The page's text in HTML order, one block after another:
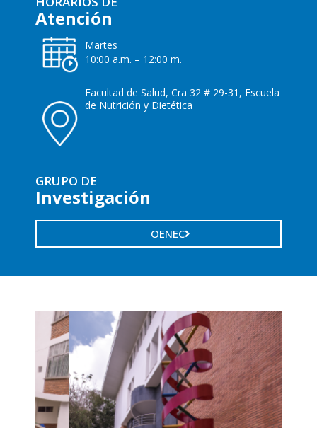
Atención
Martes
10:00 a.m. – 12:00 m.
Facultad de Salud, Cra 32 # 29-31, Escuela
de Nutrición y Dietética
GRUPO DE
Investigación
OENEC